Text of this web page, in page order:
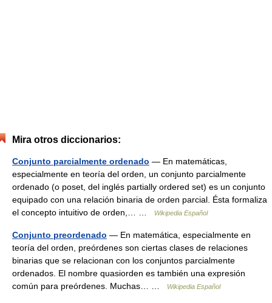
Mira otros diccionarios:
Conjunto parcialmente ordenado — En matemáticas,
especialmente en teoría del orden, un conjunto parcialmente
ordenado (o poset, del inglés partially ordered set) es un conjunto
equipado con una relación binaria de orden parcial. Ésta formaliza
el concepto intuitivo de orden,… …
Wikipedia Español
Conjunto preordenado — En matemática, especialmente en
teoría del orden, preórdenes son ciertas clases de relaciones
binarias que se relacionan con los conjuntos parcialmente
ordenados. El nombre quasiorden es también una expresión
común para preórdenes. Muchas… …
Wikipedia Español